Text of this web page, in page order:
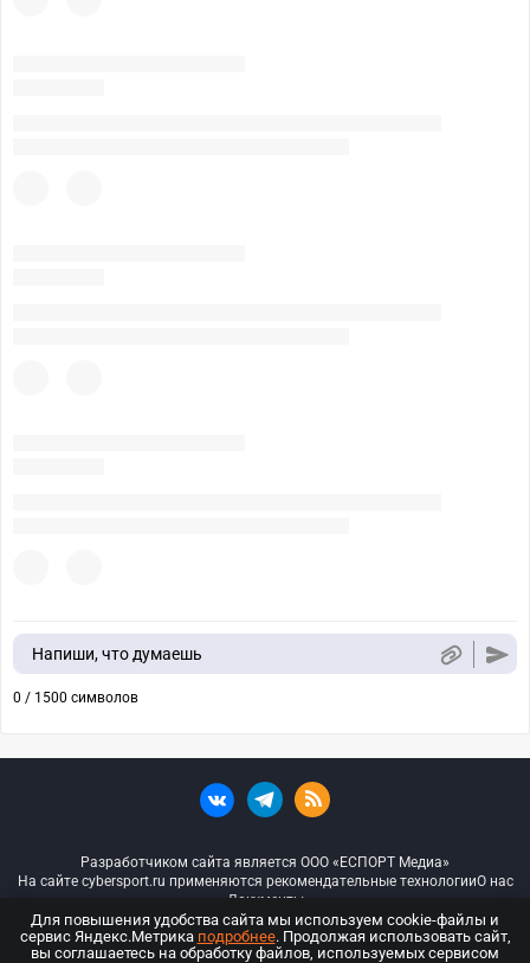
Напиши, что думаешь
0 / 1500 символов
Разработчиком сайта является ООО «ЕСПОРТ Медиа»
На сайте cybersport.ru применяются рекомендательные технологииО нас
Документы
© ООО «Киберспорт.ру» — Все права защищены
Для повышения удобства сайта мы используем cookie-файлы и
сервис Яндекс.Метрика подробнее. Продолжая использовать сайт,
вы соглашаетесь на обработку файлов, используемых сервисом